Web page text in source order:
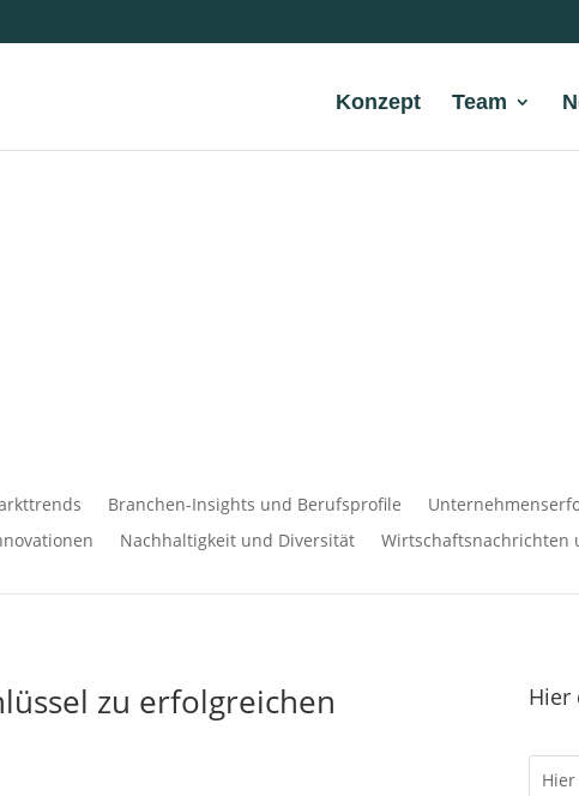
Konzept Team
Branchen-Insights und Berufsprofile
Nachhaltigkeit und Diversität Wirtschaftsnachrichten
zu erfolgreichen Hier